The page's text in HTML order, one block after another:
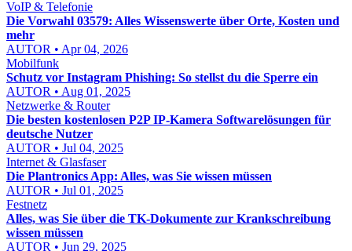
VoIP & Telefonie
Die Vorwahl 03579: Alles Wissenswerte über Orte, Kosten und
mehr
AUTOR • Apr 04, 2026
Mobilfunk
Schutz vor Instagram Phishing: So stellst du die Sperre ein
AUTOR • Aug 01, 2025
Netzwerke & Router
Die besten kostenlosen P2P IP-Kamera Softwarelösungen für
deutsche Nutzer
AUTOR • Jul 04, 2025
Internet & Glasfaser
Die Plantronics App: Alles, was Sie wissen müssen
AUTOR • Jul 01, 2025
Festnetz
Alles, was Sie über die TK-Dokumente zur Krankschreibung
wissen müssen
AUTOR • Jun 29, 2025